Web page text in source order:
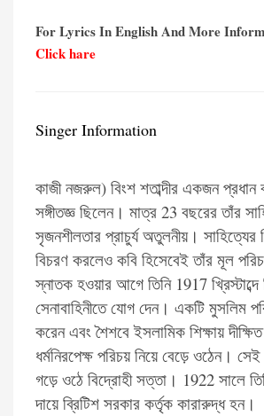
For Lyrics In English And More
Click hare
Singer Information
কাজী নজরুল) বিংশ শতাব্দীর একজন প্রধান
সঙ্গীতজ্ঞ ছিলেন। মাত্র 23 বছরের তাঁর
সৃজনশীলতার প্রাচুর্য অতুলনীয়। সাহিত্যের
বিচরণ করলেও কবি হিসেবেই তাঁর মূল
স্নাতক হওয়ার আগে তিনি 1917 খ্রিস্টাব্দে
সেনাবাহিনীতে যোগ দেন। একটি মুসলিম
করেন এবং শৈশবে ইসলামিক শিক্ষায়
ধর্মনিরপেক্ষ পরিচয় নিয়ে বেড়ে ওঠেন।
গড়ে ওঠে বিদ্রোহী সত্তা। 1922 সালে
দায়ে ব্রিটিশ সরকার কর্তৃক কারারুদ্ধ হন।